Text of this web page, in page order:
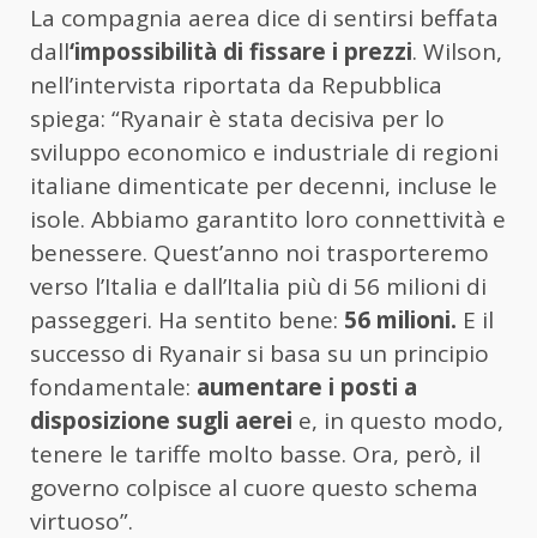
La compagnia aerea dice di sentirsi beffata
dall‘impossibilità di fissare i prezzi. Wilson,
nell’intervista riportata da Repubblica
spiega: “Ryanair è stata decisiva per lo
sviluppo economico e industriale di regioni
italiane dimenticate per decenni, incluse le
isole. Abbiamo garantito loro connettività e
benessere. Quest’anno noi trasporteremo
verso l’Italia e dall’Italia più di 56 milioni di
passeggeri. Ha sentito bene: 56 milioni. E il
successo di Ryanair si basa su un principio
fondamentale: aumentare i posti a
disposizione sugli aerei e, in questo modo,
tenere le tariffe molto basse. Ora, però, il
governo colpisce al cuore questo schema
virtuoso”.